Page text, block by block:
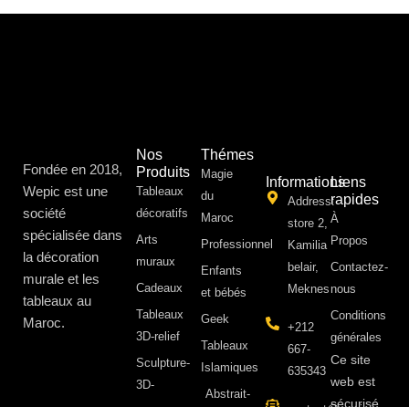
Fondée en 2018,
Wepic est une
société
spécialisée dans
la décoration
murale et les
tableaux au
Maroc.
Nos
Produits
Tableaux
décoratifs
Arts
muraux
Cadeaux
Tableaux
3D-relief
Sculpture-
3D-
Thémes
Magie
du
Maroc
Professionnel
Enfants
et bébés
Geek
Tableaux
Islamiques
Abstrait-
Informations
Address:
store 2,
Kamilia
belair,
Meknes
+212
667-
635343
Liens
rapides
À
Propos ​
Contactez-
nous
Conditions
générales
Ce site
web est
sécurisé